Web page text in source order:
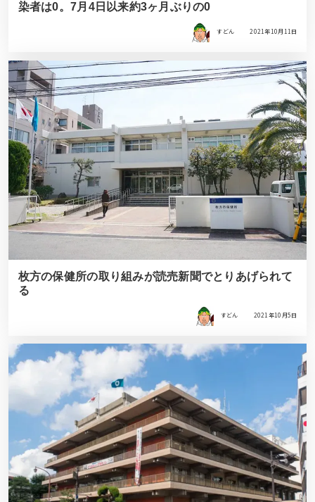
染者は0。7月4日以来約3ヶ月ぶりの0
すどん 2021年10月11日
枚方の保健所の取り組みが読売新聞でとりあげられて
る
すどん 2021年10月5日